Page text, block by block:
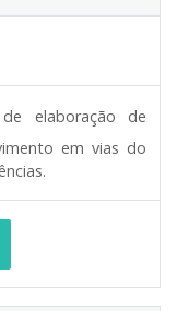
elaboração de
em vias do